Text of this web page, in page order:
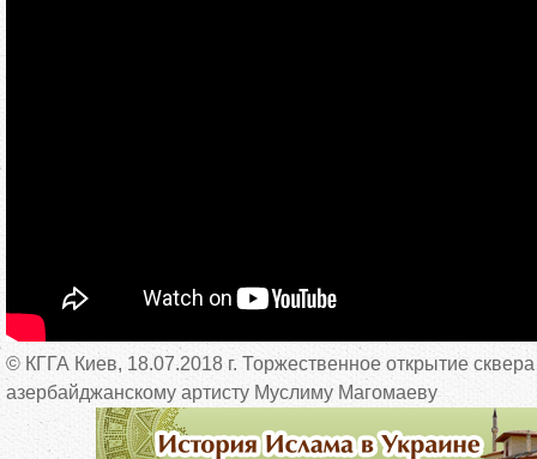
© КГГА Киев, 18.07.2018 г. Торжественное открытие
азербайджанскому артисту Муслиму Магомаеву